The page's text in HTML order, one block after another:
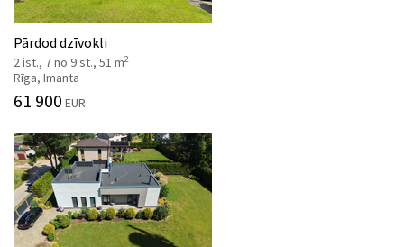
Pārdod dzīvokli
2 ist., 7 no 9 st., 51 m2
Rīga, Imanta
61 900 EUR